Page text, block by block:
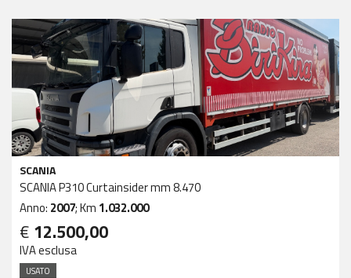
SCANIA
SCANIA P310 Curtainsider mm 8.470
Anno: 2007; Km 1.032.000
€ 12.500,00
IVA esclusa
USATO